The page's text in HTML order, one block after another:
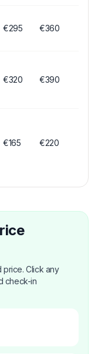
€295 €360
€320 €390
€165 €220
Click any
check-in